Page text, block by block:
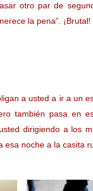
otro par de
la pena”.
a usted a ir a un
también pasa en
dirigiendo a los
esa noche a la casita